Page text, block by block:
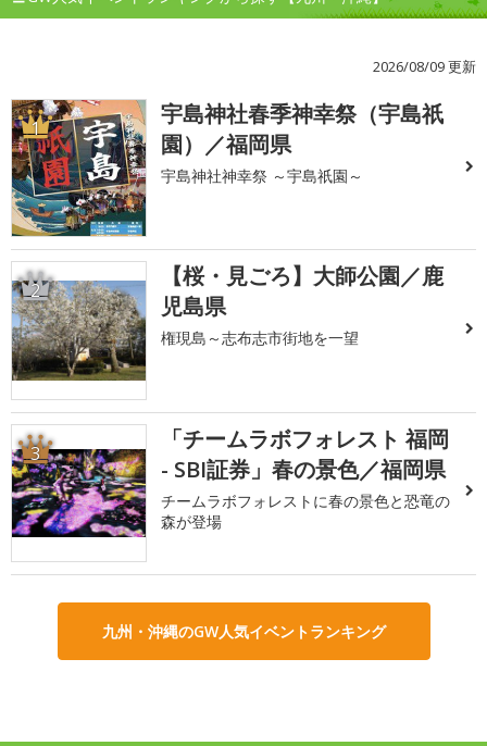
2026/08/09 更新
1
宇島神社春季神幸祭（宇島祇
園）／福岡県
宇島神社神幸祭 ～宇島祇園～
2
【桜・見ごろ】大師公園／鹿
児島県
権現島～志布志市街地を一望
3
「チームラボフォレスト 福岡
- SBI証券」春の景色／福岡県
チームラボフォレストに春の景色と恐竜の
森が登場
九州・沖縄のGW人気イベントランキング